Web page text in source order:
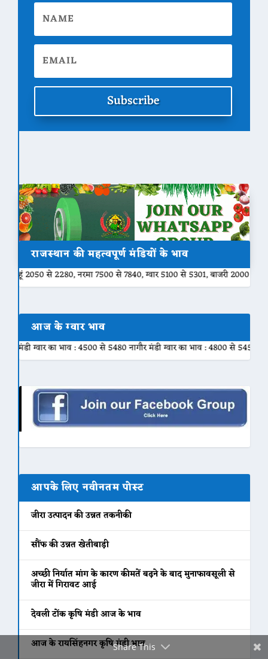
Subscribe
राजस्थान की महत्वपूर्ण मंडियों के भाव
7500 से 7840, ग्वार 5100 से 5301, बाजरी 2000 से 2200, मुंग 6800 से
आज के ग्वार भाव
से 5480 नागौर मंडी ग्वार का भाव : 4800 से 5450 नोखा मंडी ग्वार का
आपके लिए नवीनतम पोस्ट
जीरा उत्पादन की उन्नत तकनीकी
सौंफ की उन्नत खेतीबाड़ी
अच्छी निर्यात मांग के कारण कीमतें बढ़ने के बाद मुनाफावसूली से
जीरा में गिरावट आई
देवली टोंक कृषि मंडी आज के भाव
आज के रायसिंहनगर कृषि मंडी भाव
Share This
Gmail